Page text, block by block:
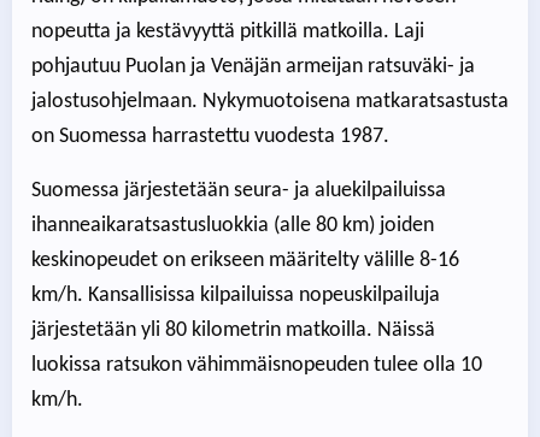
nopeutta ja kestävyyttä pitkillä matkoilla. Laji
pohjautuu Puolan ja Venäjän armeijan ratsuväki- ja
jalostusohjelmaan. Nykymuotoisena matkaratsastusta
on Suomessa harrastettu vuodesta 1987.
Suomessa järjestetään seura- ja aluekilpailuissa
ihanneaikaratsastusluokkia (alle 80 km) joiden
keskinopeudet on erikseen määritelty välille 8-16
km/h. Kansallisissa kilpailuissa nopeuskilpailuja
järjestetään yli 80 kilometrin matkoilla. Näissä
luokissa ratsukon vähimmäisnopeuden tulee olla 10
km/h.